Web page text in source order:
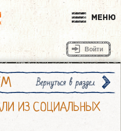
Меню
Войти
Вернуться в раздел
ИЗ СОЦИАЛЬНЫХ